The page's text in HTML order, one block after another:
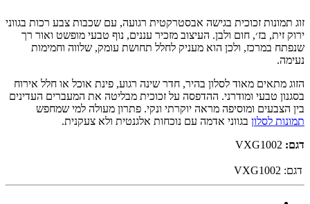
זוג תמונות זכוכית בגישה אבסטרקטית רגועה, עם שכבות צבע רכות בגווני
ירוק זית, בז׳, חום ולבן. העיצוב מזכיר עננים, נוף טבעי מופשט ואור רך
שנפתח במרכז, ולכן הוא מעניק לחלל תחושת עומק, שלווה וחמימות
נעימה.
הזוג מתאים מאוד לסלון בהיר, חדר שינה רגוע, פינת אוכל או חלל אירוח
בסגנון טבעי ומודרני. ההדפסה על זכוכית מבליטה את המעברים העדינים
בין הצבעים ומוסיפה מראה יוקרתי ונקי. פתרון מעולה למי שמחפש
תמונות לסלון בגווני אדמה עם נוכחות אלגנטית ולא צעקנית.
דגם:
דגם: VXG1002